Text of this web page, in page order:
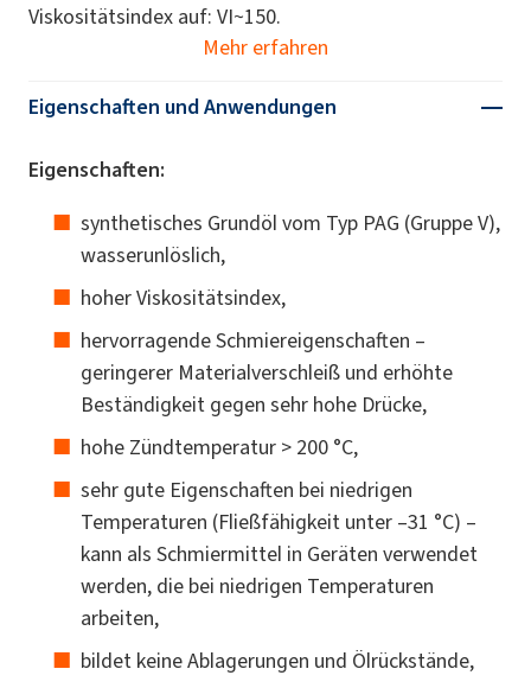
Viskositätsindex auf: VI~150.
Mehr erfahren
Eigenschaften und Anwendungen
Eigenschaften:
synthetisches Grundöl vom Typ PAG (Gruppe V),
wasserunlöslich,
hoher Viskositätsindex,
hervorragende Schmiereigenschaften –
geringerer Materialverschleiß und erhöhte
Beständigkeit gegen sehr hohe Drücke,
hohe Zündtemperatur > 200 °C,
sehr gute Eigenschaften bei niedrigen
Temperaturen (Fließfähigkeit unter –31 °C) –
kann als Schmiermittel in Geräten verwendet
werden, die bei niedrigen Temperaturen
arbeiten,
bildet keine Ablagerungen und Ölrückstände,